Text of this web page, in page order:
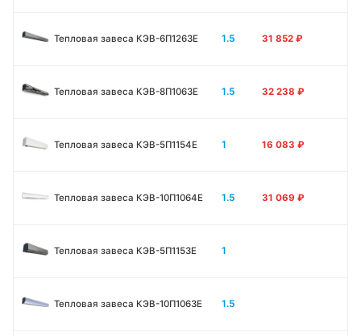
Тепловая завеса КЭВ-6П1263E 1.5 31 852 ₽
Тепловая завеса КЭВ-8П1063E 1.5 32 238 ₽
Тепловая завеса КЭВ-5П1154E 1 16 083 ₽
Тепловая завеса КЭВ-10П1064E 1.5 31 069 ₽
Тепловая завеса КЭВ-5П1153E 1
Тепловая завеса КЭВ-10П1063E 1.5